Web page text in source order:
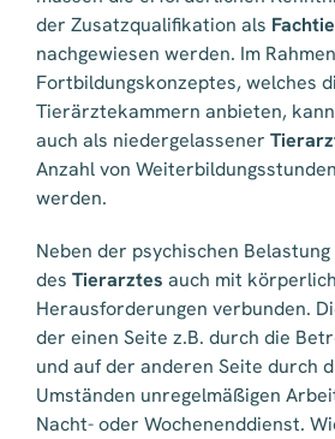
der Zusatzqualifikation als
nachgewiesen werden. Im
Fortbildungskonzeptes, welches
Tierärztekammern anbieten,
auch als niedergelassener
Anzahl von
werden.
Neben der psychischen
des Tierarztes auch mit
Herausforderungen verbunden.
der einen Seite z.B. durch die
und auf der anderen Seite durch
Umständen unregelmäßigen
Nacht- oder Wochenenddienst.